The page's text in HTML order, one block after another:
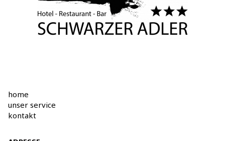
home
unser service
kontakt